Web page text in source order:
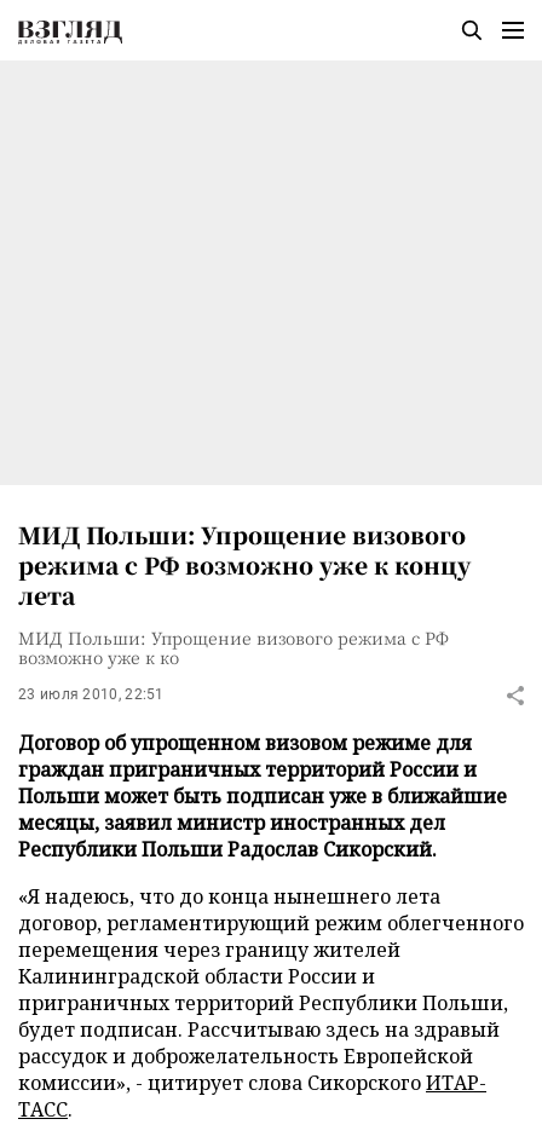
МИД Польши: Упрощение визового
режима с РФ возможно уже к концу
лета
МИД Польши: Упрощение визового режима с РФ
возможно уже к ко
23 июля 2010, 22:51
Договор об упрощенном визовом режиме для
граждан приграничных территорий России и
Польши может быть подписан уже в ближайшие
месяцы, заявил министр иностранных дел
Республики Польши Радослав Сикорский.
«Я надеюсь, что до конца нынешнего лета
договор, регламентирующий режим облегченного
перемещения через границу жителей
Калининградской области России и
приграничных территорий Республики Польши,
будет подписан. Рассчитываю здесь на здравый
рассудок и доброжелательность Европейской
комиссии», - цитирует слова СикорскогоИТАР-
ТАСС.